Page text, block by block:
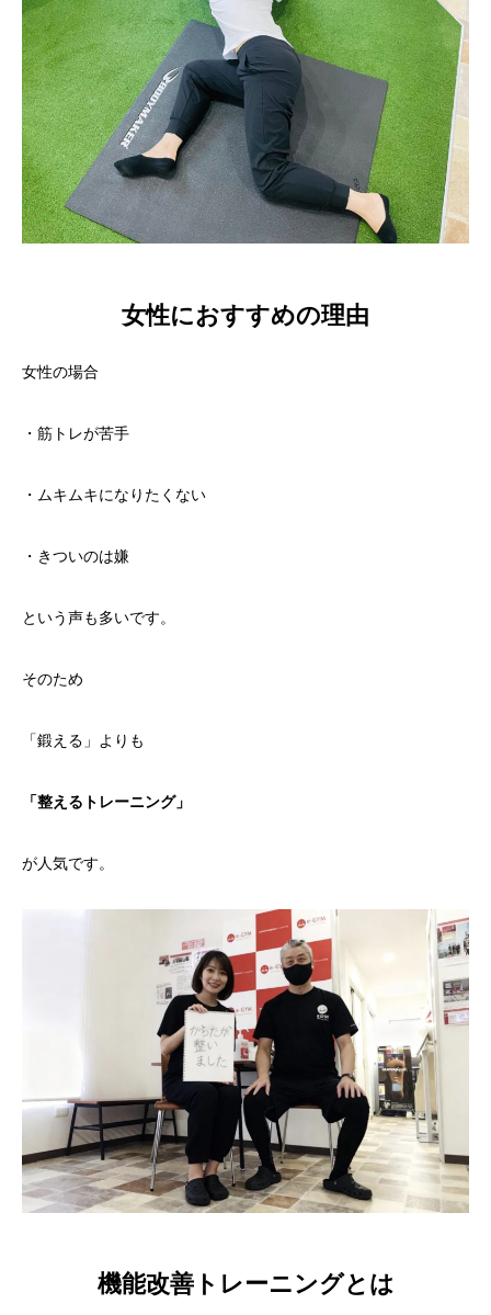
女性におすすめの理由
女性の場合
・筋トレが苦手
・ムキムキになりたくない
・きついのは嫌
という声も多いです。
そのため
「鍛える」よりも
「整えるトレーニング」
が人気です。
機能改善トレーニングとは